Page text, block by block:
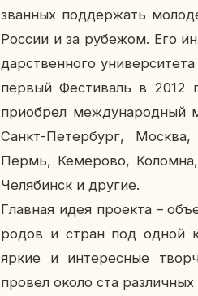
зван­ных под­дер­жать
России и за ру­бе­жом. Его
дар­ствен­но­го
первый Фе­сти­валь в 2012
при­об­рел меж­ду­на­род­ный
Санкт-Пе­тер­бург,
Пермь, Ке­ме­ро­во, Ко­лом­на,
Че­ля­бинск и другие.
Глав­ная идея про­ек­та –
ро­дов и стран под одной
яркие и ин­те­рес­ные
провел около ста